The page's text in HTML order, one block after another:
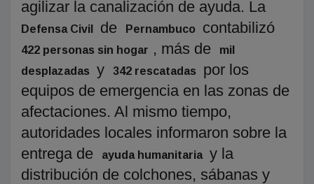
agilizar la canalización de ayuda. La
Defensa Civil de Pernambuco contabilizó
422 personas sin hogar , más de
mil
desplazadas y 342 rescatadas
por los
equipos de emergencia en las zonas de
afectaciones. Al mismo tiempo,
autoridades locales informaron sobre la
entrega de
ayuda humanitaria y la
distribución de colchones, sábanas y